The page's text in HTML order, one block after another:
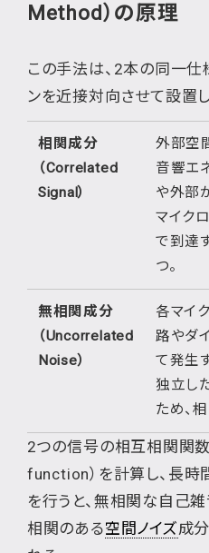
Method）の原理
この手法は、2本の同一仕
ンを近接対向させて設置
相関成分
（Correlated
Signal）
外部空
音響エ
や外部
マイク
で到達
つ。
無相関成分
（Uncorrelated
Noise）
各マイ
路やダ
て発生
独立し
ため、
2つの信号の相互相関関
function）を計算し、長
を行うと、無相関な自己
相関のある空間ノイズ成